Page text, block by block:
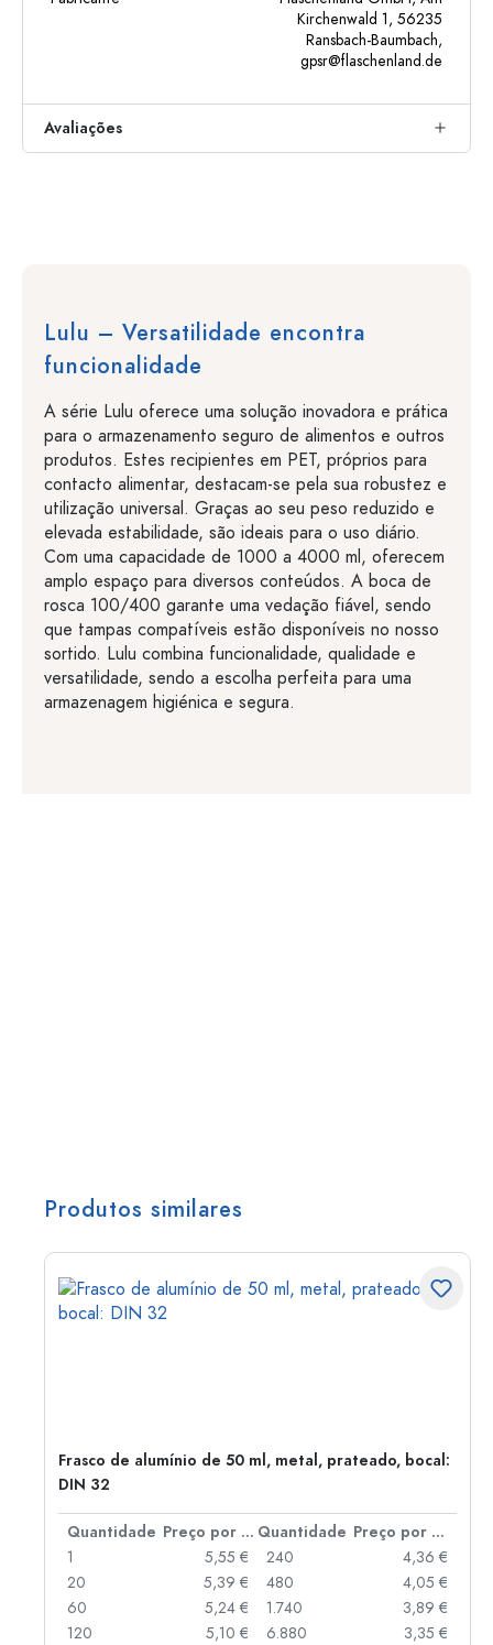
Kirchenwald 1, 56235
Ransbach-Baumbach,
gpsr@flaschenland.de
Avaliações
Lulu – Versatilidade encontra
funcionalidade
A série Lulu oferece uma solução inovadora e prática
para o armazenamento seguro de alimentos e outros
produtos. Estes recipientes em PET, próprios para
contacto alimentar, destacam-se pela sua robustez e
utilização universal. Graças ao seu peso reduzido e
elevada estabilidade, são ideais para o uso diário.
Com uma capacidade de 1000 a 4000 ml, oferecem
amplo espaço para diversos conteúdos. A boca de
rosca 100/400 garante uma vedação fiável, sendo
que tampas compatíveis estão disponíveis no nosso
sortido. Lulu combina funcionalidade, qualidade e
versatilidade, sendo a escolha perfeita para uma
armazenagem higiénica e segura.
Produtos similares
Frasco de alumínio de 50 ml, metal, prateado, bocal:
DIN 32
Quantidade Preço por peça Quantidade
Preço por peça
1
5,55 €
20
5,39 €
60
5,24 €
120
5,10 €
240
4,36 €
480
4,05 €
1.740
3,89 €
6.880
3,35 €